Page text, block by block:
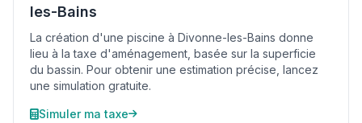
les-Bains
La création d'une piscine à Divonne-les-Bains donne
lieu à la taxe d'aménagement, basée sur la superficie
du bassin. Pour obtenir une estimation précise, lancez
une simulation gratuite.
Simuler ma taxe